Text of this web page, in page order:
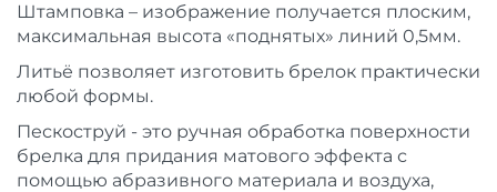
Штамповка – изображение получается плоским,
максимальная высота «поднятых» линий 0,5мм.
Литьё позволяет изготовить брелок практически
любой формы.
Пескоструй - это ручная обработка поверхности
брелка для придания матового эффекта с
помощью абразивного материала и воздуха,